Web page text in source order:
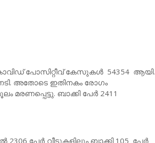
പോസിറ്റീവ് കേസുകള്‍ 54354 ആയി.
അതോടെ ഇതിനകം രോഗം
മരണപ്പെട്ടു. ബാക്കി പേര്‍ 2411
പേര്‍ വീടുകളിലും ബാക്കി 105 പേര്‍